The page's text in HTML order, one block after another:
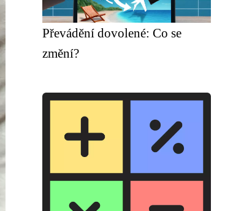
Převádění dovolené: Co se
změní?